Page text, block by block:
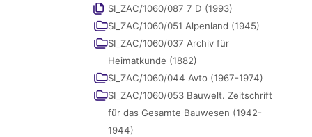
SI_ZAC/1060/087 7 D (1993)
SI_ZAC/1060/051 Alpenland (1945)
SI_ZAC/1060/037 Archiv für
Heimatkunde (1882)
SI_ZAC/1060/044 Avto (1967-1974)
SI_ZAC/1060/053 Bauwelt. Zeitschrift
für das Gesamte Bauwesen (1942-
1944)